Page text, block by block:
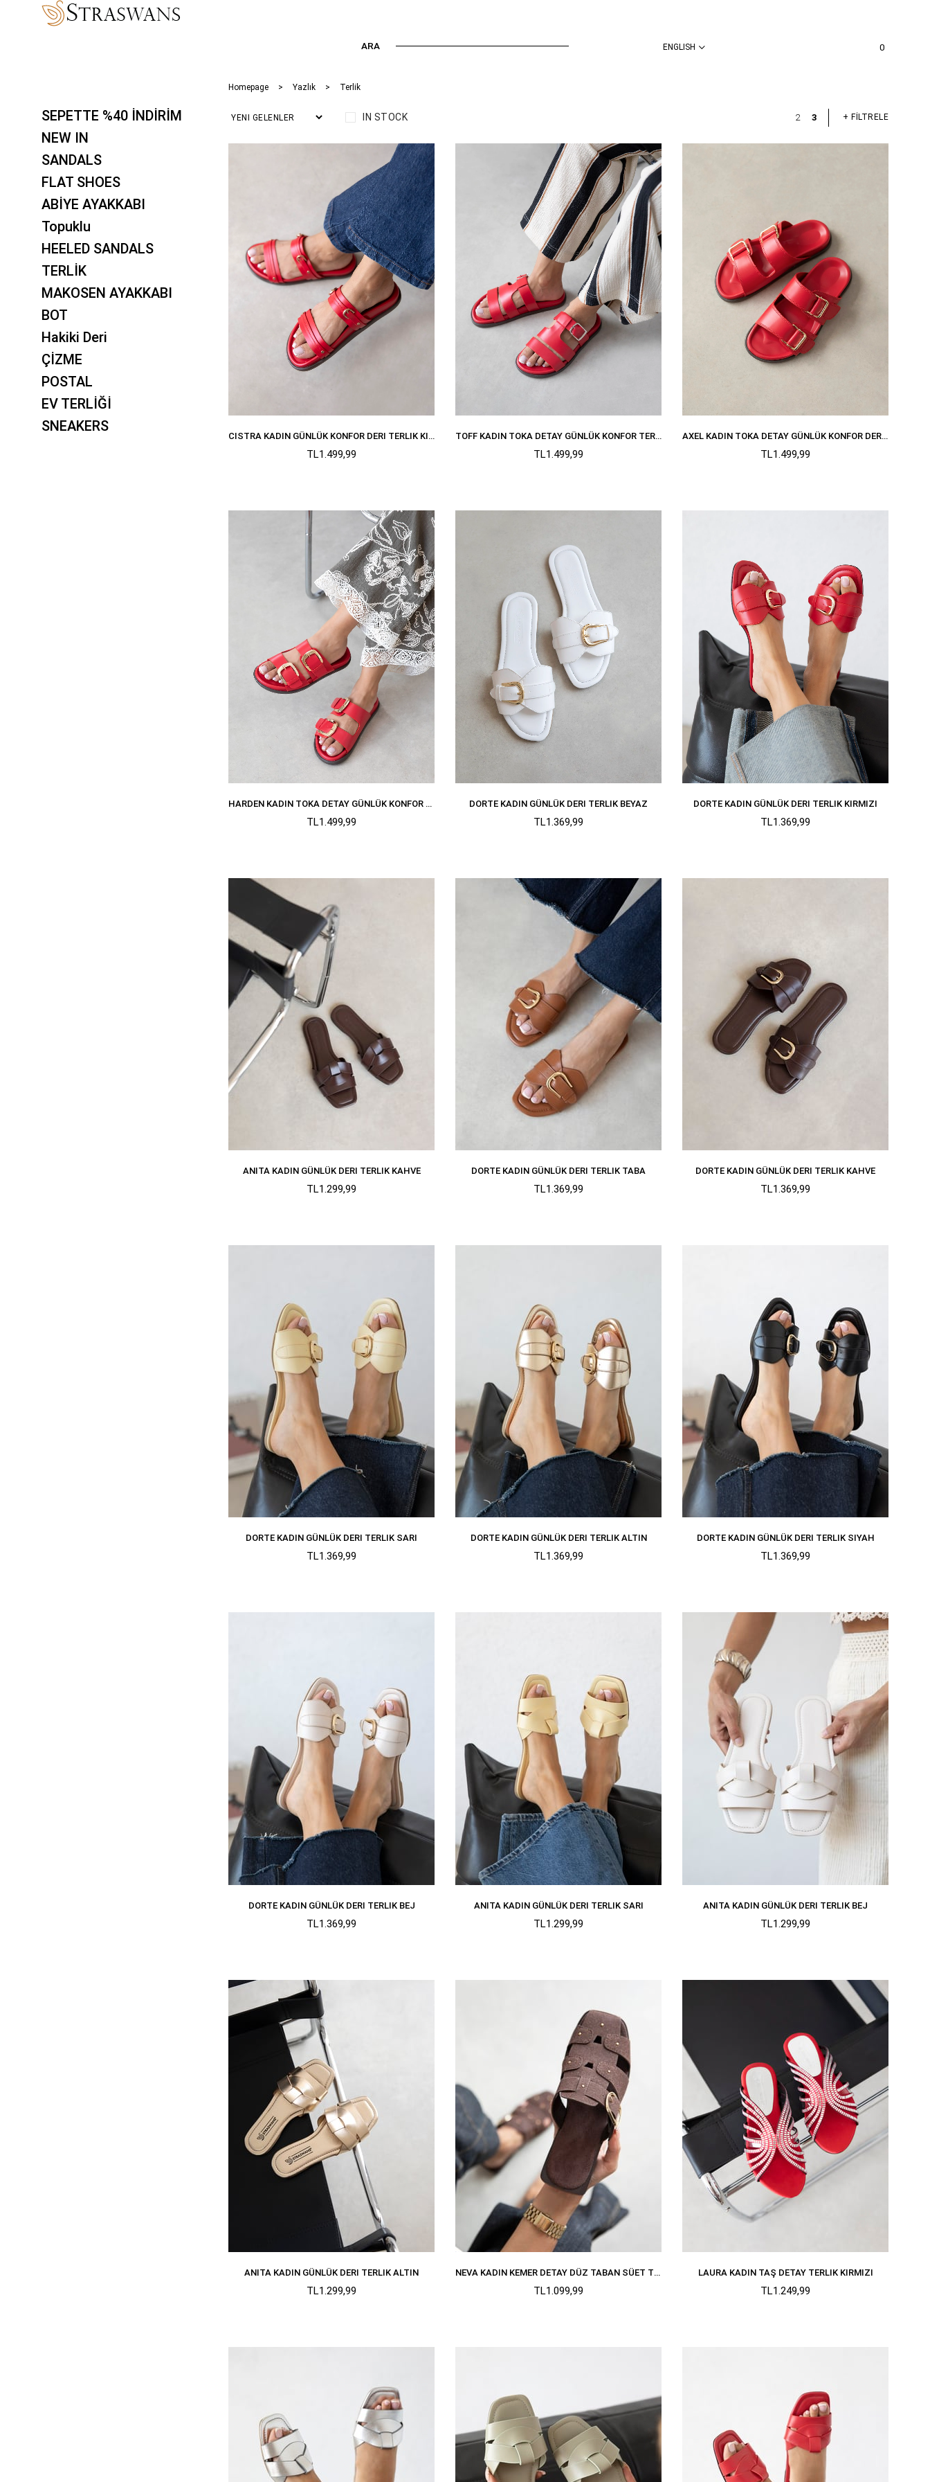
ENGLISH 0
SEPETTE %40 İNDİRİM
NEW IN
SANDALS
FLAT SHOES
ABİYE AYAKKABI
Topuklu
HEELED SANDALS
TERLİK
MAKOSEN AYAKKABI
BOT
Hakiki Deri
ÇİZME
POSTAL
EV TERLİĞİ
SNEAKERS
ARA
Homepage Yazlık Terlik
IN STOCK + FİLTRELE
CISTRA KADIN GÜNLÜK KONFOR DERI TERLIK KIRMIZI
TL1.499,99
TOFF KADIN TOKA DETAY GÜNLÜK KONFOR TERLIK KIRMIZI
TL1.499,99
AXEL KADIN TOKA DETAY GÜNLÜK KONFOR DERI TERLIK KIRMIZI
TL1.499,99
HARDEN KADIN TOKA DETAY GÜNLÜK KONFOR DERI TERLIK KIRMIZI
TL1.499,99
DORTE KADIN GÜNLÜK DERI TERLIK BEYAZ
TL1.369,99
DORTE KADIN GÜNLÜK DERI TERLIK KIRMIZI
TL1.369,99
ANITA KADIN GÜNLÜK DERI TERLIK KAHVE
TL1.299,99
DORTE KADIN GÜNLÜK DERI TERLIK TABA
TL1.369,99
DORTE KADIN GÜNLÜK DERI TERLIK KAHVE
TL1.369,99
DORTE KADIN GÜNLÜK DERI TERLIK SARI
TL1.369,99
DORTE KADIN GÜNLÜK DERI TERLIK ALTIN
TL1.369,99
DORTE KADIN GÜNLÜK DERI TERLIK SIYAH
TL1.369,99
DORTE KADIN GÜNLÜK DERI TERLIK BEJ
TL1.369,99
ANITA KADIN GÜNLÜK DERI TERLIK SARI
TL1.299,99
ANITA KADIN GÜNLÜK DERI TERLIK BEJ
TL1.299,99
ANITA KADIN GÜNLÜK DERI TERLIK ALTIN
TL1.299,99
NEVA KADIN KEMER DETAY DÜZ TABAN SÜET TERLIK KAHVE
TL1.099,99
LAURA KADIN TAŞ DETAY TERLIK KIRMIZI
TL1.249,99